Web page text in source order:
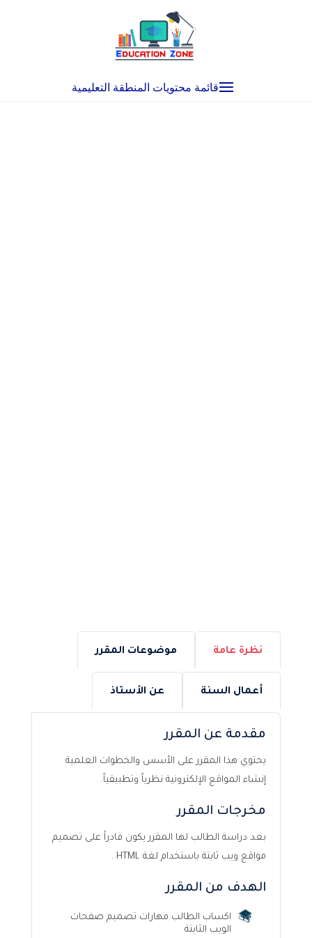
قائمة محتويات المنطقة التعليمية
نظرة عامة موضوعات المقرر
أعمال السنة عن الأستاذ
مقدمة عن المقرر
يحتوي هذا المقرر على الأسس والخطوات العلمية
إنشاء المواقع الإلكترونية نظرياً وتطبيقياً.
مخرجات المقرر
بعد دراسة الطالب لها المقرر يكون قادراً على تصميم
مواقع ويب ثابتة باستخدام لغة HTML .
الهدف من المقرر
اكساب الطالب مهارات تصميم صفحات
الويب الثابتة